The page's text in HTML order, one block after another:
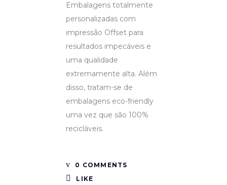
Embalagens totalmente
personalizadas com
impressão Offset para
resultados impecáveis e
uma qualidade
extremamente alta. Além
disso, tratam-se de
embalagens eco-friendly
uma vez que são 100%
recicláveis.
0 COMMENTS
LIKE